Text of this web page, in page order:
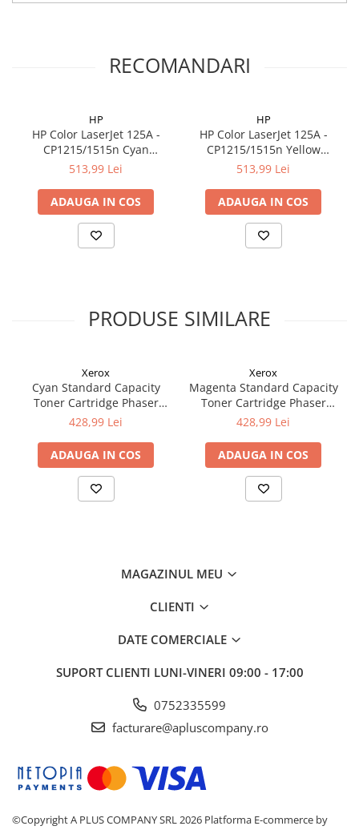
RECOMANDARI
HP
HP Color LaserJet 125A -
CP1215/1515n Cyan
Cartridge (1.400pag)
513,99 Lei
ADAUGA IN COS
HP
HP Color LaserJet 125A -
CP1215/1515n Yellow
Cartridge (1.400pag)
513,99 Lei
ADAUGA IN COS
PRODUSE SIMILARE
Xerox
Cyan Standard Capacity
Toner Cartridge Phaser
6510/WorkCentre 6515
428,99 Lei
ADAUGA IN COS
Xerox
Magenta Standard Capacity
Toner Cartridge Phaser
6510/WorkCentre 6515
428,99 Lei
ADAUGA IN COS
MAGAZINUL MEU
CLIENTI
DATE COMERCIALE
SUPORT CLIENTI LUNI-VINERI 09:00 - 17:00
0752335599
facturare@apluscompany.ro
©Copyright A PLUS COMPANY SRL 2026 Platforma E-commerce by